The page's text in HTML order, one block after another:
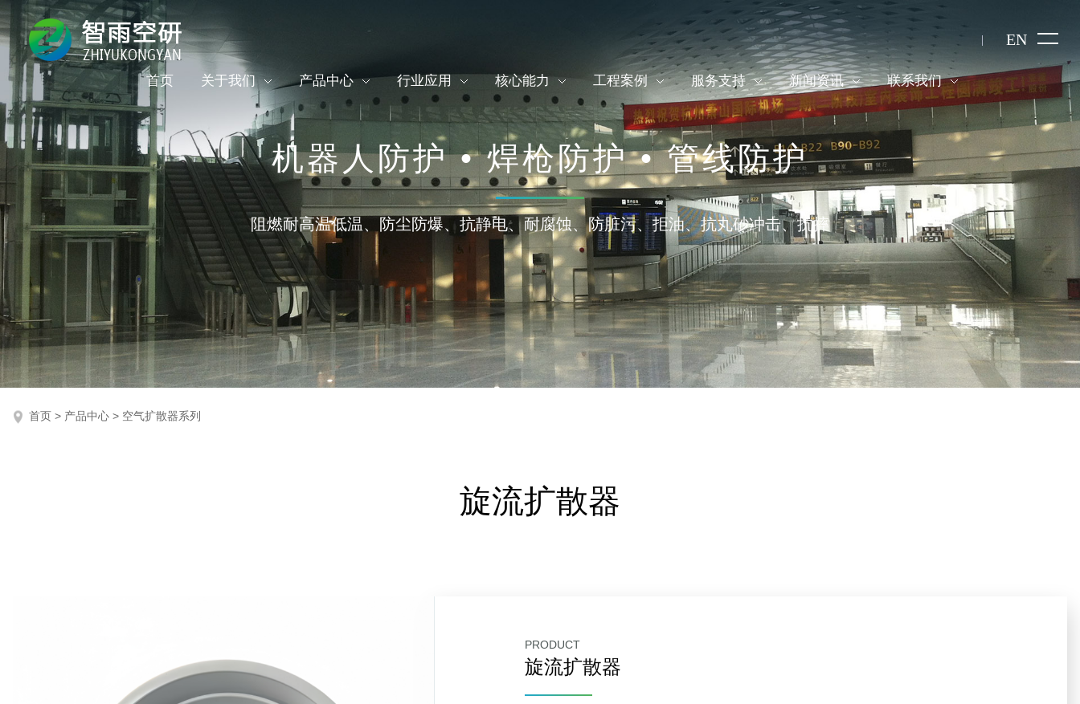
EN
首页 关于我们 产品中心 行业应用 核心能力 工程案例 服务支持 新闻资讯 联系我们
机器人防护 • 焊枪防护 • 管线防护
阻燃耐高温低温、防尘防爆、抗静电、耐腐蚀、防脏污、拒油、抗丸砂冲击、抗摔
首页 > 产品中心 > 空气扩散器系列
旋流扩散器
PRODUCT
旋流扩散器